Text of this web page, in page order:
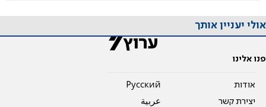
אולי יעניין אותך
פנו אלינו
אודות
יצירת קשר
Pусский
عربية